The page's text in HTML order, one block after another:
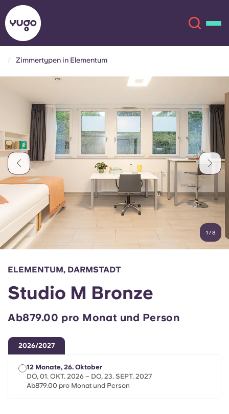
Über uns
Standorte
Mehr
Konto Sprache
English (GB)
Chinese
Español
Deutsch
Wähle ein Land aus
Jetzt buchen
English (US)
Chinese Español
Deutsch
Italian French
Zimmertypen in Elementum
1 /8
ELEMENTUM, DARMSTADT
Studio M Bronze
Ab879.00 pro Monat und Person
2026/2027
12 Monate, 26. Oktober
DO, 01. OKT. 2026 – DO, 23. SEPT. 2027
Ab879.00 pro Monat und Person